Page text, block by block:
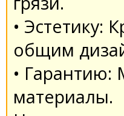
• Эстетику:
общим
•
материалы.